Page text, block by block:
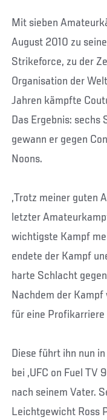
Mit sieben
August 2010 zu
Strikeforce, zu der
Organisation der
Jahren kämpfte
Das Ergebnis: sechs
gewann er gegen
Noons.
„Trotz meiner guten
letzter
wichtigste Kampf
endete der Kampf
harte Schlacht
Nachdem der
für eine Profikarriere
Diese führt ihn nun
bei „UFC on Fuel TV
nach seinem Vater.
Leichtgewicht Ross